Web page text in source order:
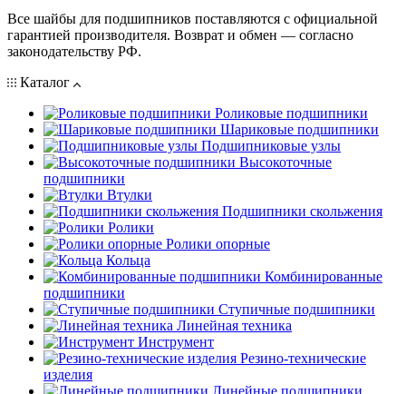
Все шайбы для подшипников поставляются с официальной
гарантией производителя. Возврат и обмен — согласно
законодательству РФ.
Каталог
Роликовые подшипники
Шариковые подшипники
Подшипниковые узлы
Высокоточные
подшипники
Втулки
Подшипники скольжения
Ролики
Ролики опорные
Кольца
Комбинированные
подшипники
Ступичные подшипники
Линейная техника
Инструмент
Резино-технические
изделия
Линейные подшипники